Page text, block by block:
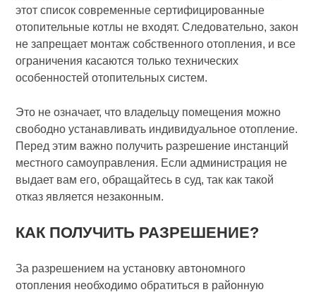
этот список современные сертифицированные
отопительные котлы не входят. Следовательно, закон
не запрещает монтаж собственного отопления, и все
ограничения касаются только технических
особенностей отопительных систем.
Это не означает, что владельцу помещения можно
свободно устанавливать индивидуальное отопление.
Перед этим важно получить разрешение инстанций
местного самоуправления. Если администрация не
выдает вам его, обращайтесь в суд, так как такой
отказ является незаконным.
КАК ПОЛУЧИТЬ РАЗРЕШЕНИЕ?
За разрешением на установку автономного
отопления необходимо обратиться в районную